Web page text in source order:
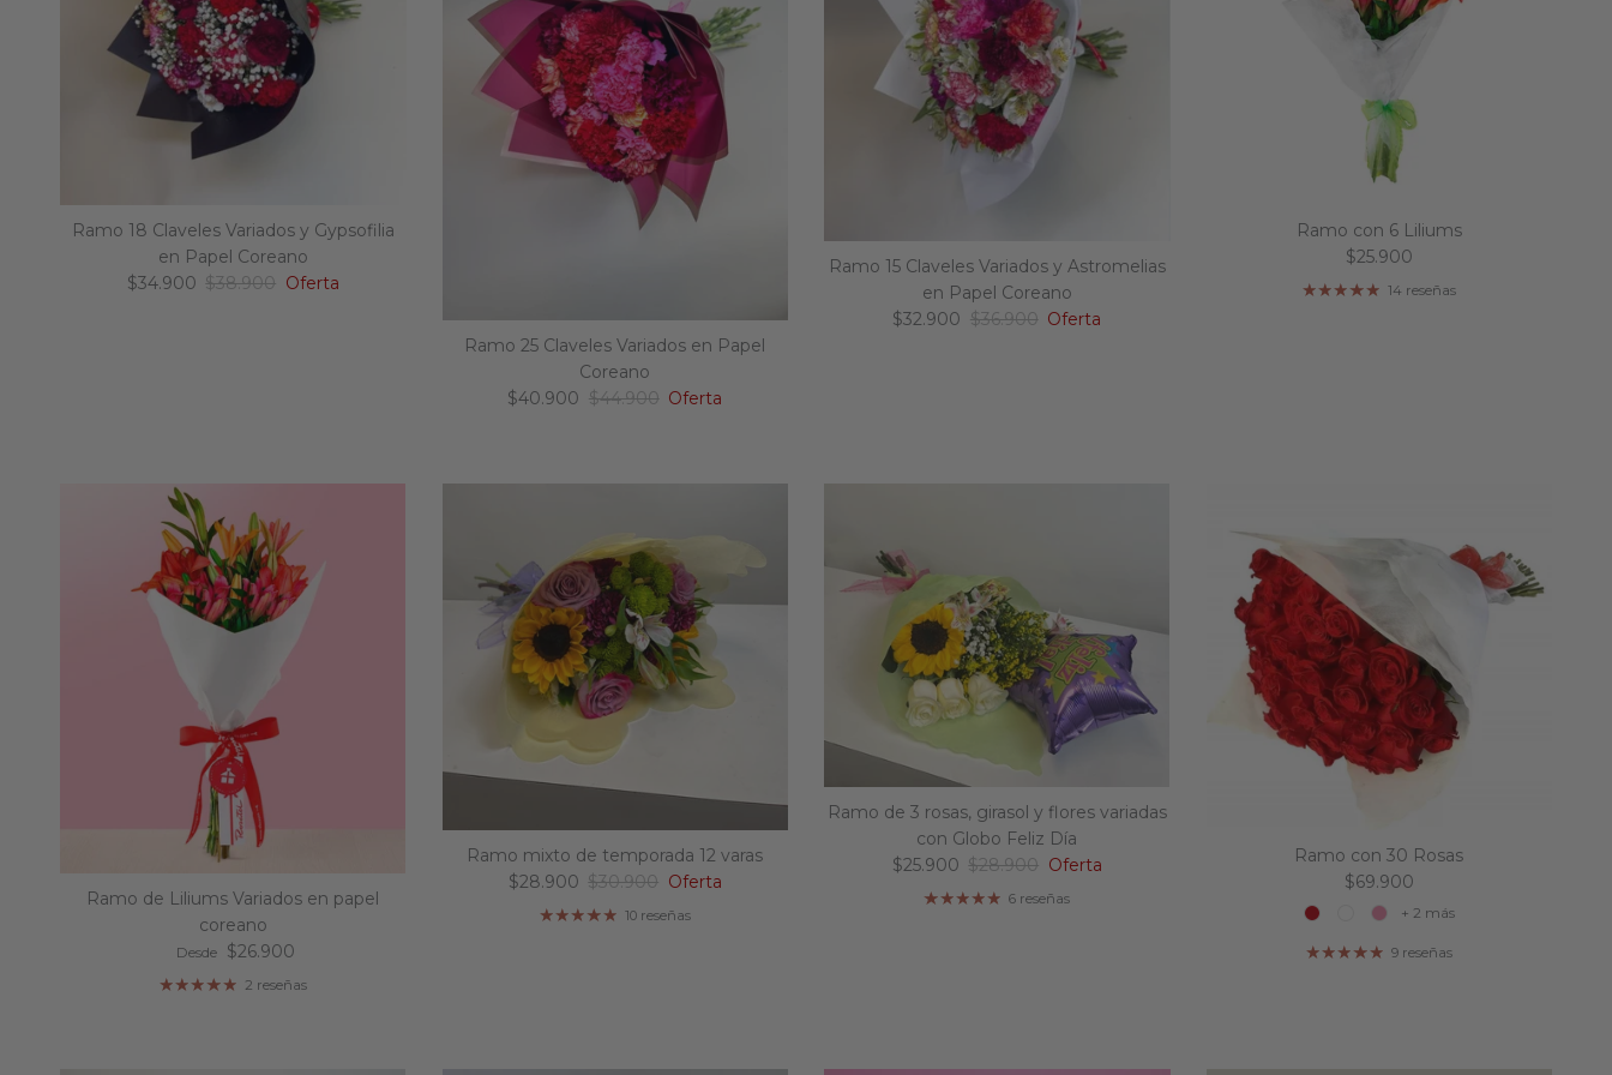
Ramo 18 Claveles Variados y Gypsofilia
en Papel Coreano
Precio de venta
$34.900 Precio normal
$38.900 Oferta
Ramo 25 Claveles Variados en Papel
Coreano
Precio de venta
$40.900 Precio normal
$44.900 Oferta
Ramo 15 Claveles Variados y Astromelias
en Papel Coreano
Precio de venta
$32.900 Precio normal
$36.900 Oferta
Ramo con 6 Liliums
Precio normal
$25.900
14 reseñas
Ramo de Liliums Variados en papel
coreano
Precio normal
Desde $26.900
2 reseñas
Ramo mixto de temporada 12 varas
Precio de venta
$28.900 Precio normal
$30.900 Oferta
10 reseñas
Ramo de 3 rosas, girasol y flores variadas
con Globo Feliz Día
Precio de venta
$25.900 Precio normal
$28.900 Oferta
6 reseñas
Ramo con 30 Rosas
Precio normal
$69.900
+ 2 más
9 reseñas